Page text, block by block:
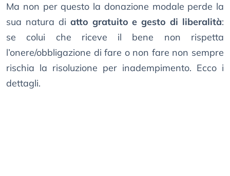
Ma non per questo la donazione modale perde la
sua natura di atto gratuito e gesto di liberalità:
se colui che riceve il bene non rispetta
l’onere/obbligazione di fare o non fare non sempre
rischia la risoluzione per inadempimento. Ecco i
dettagli.